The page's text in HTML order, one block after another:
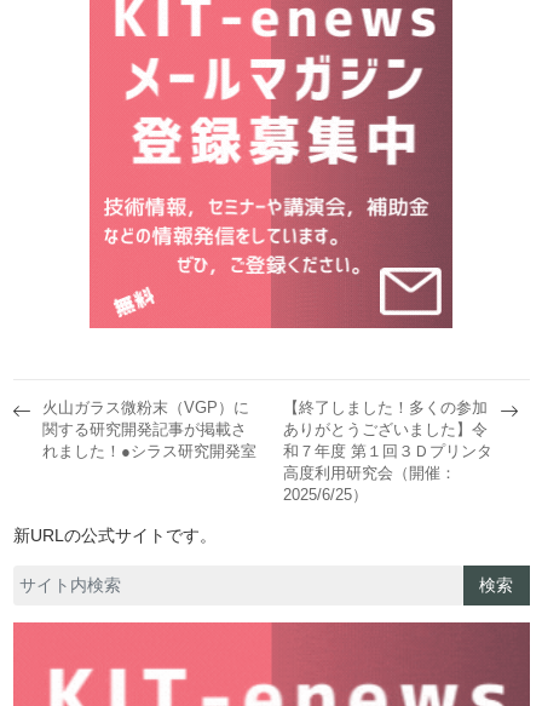
火山ガラス微粉末（VGP）に
関する研究開発記事が掲載さ
れました！●シラス研究開発室
【終了しました！多くの参加
ありがとうございました】令
和７年度 第１回３Ｄプリンタ
高度利用研究会（開催：
2025/6/25）
新URLの公式サイトです。
検索